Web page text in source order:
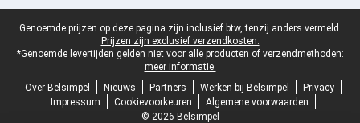
Juridische voettekst
Genoemde prijzen op deze pagina zijn inclusief btw, tenzij anders vermeld.
Prijzen zijn exclusief verzendkosten.
*Genoemde levertijden gelden niet voor alle producten of verzendmethoden:
meer informatie.
Over Belsimpel
Nieuws Partners Werken bij Belsimpel
Privacy
Impressum
Cookievoorkeuren
Algemene voorwaarden
© 2026 Belsimpel